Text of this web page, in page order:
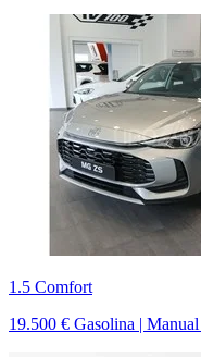
1.5 Comfort
19.500 € Gasolina | Manual